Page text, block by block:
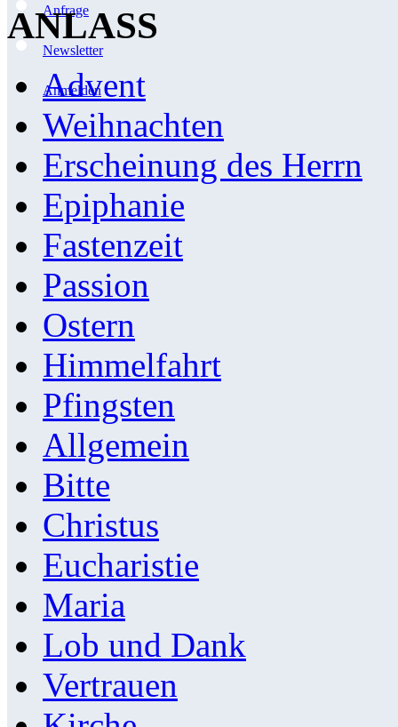
Anfrage
Newsletter
Anmelden
ANLASS
Advent
Weihnachten
Erscheinung des Herrn
Epiphanie
Fastenzeit
Passion
Ostern
Himmelfahrt
Pfingsten
Allgemein
Bitte
Christus
Eucharistie
Maria
Lob und Dank
Vertrauen